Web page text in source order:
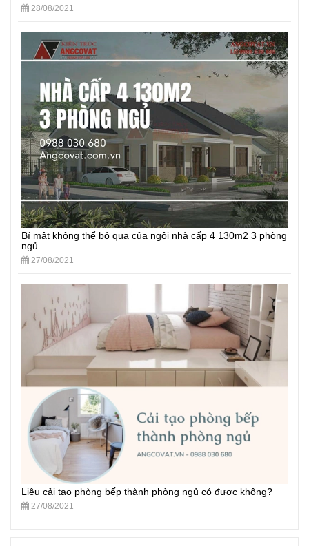
28/08/2021
Bí mật không thể bỏ qua của ngôi nhà cấp 4 130m2 3 phòng
ngủ
27/08/2021
Liệu cải tạo phòng bếp thành phòng ngủ có được không?
27/08/2021